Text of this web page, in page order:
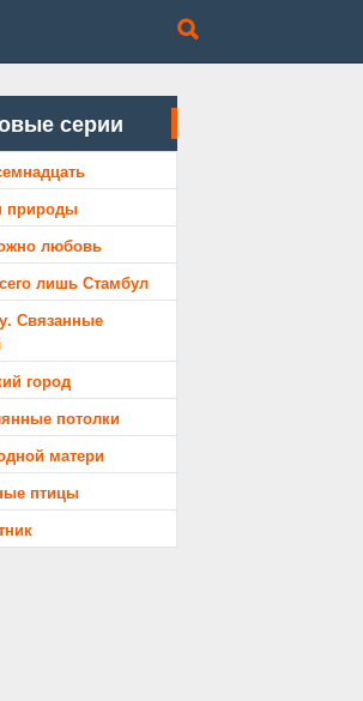
серии
природы
любовь
лишь Стамбул
Связанные
город
потолки
матери
птицы